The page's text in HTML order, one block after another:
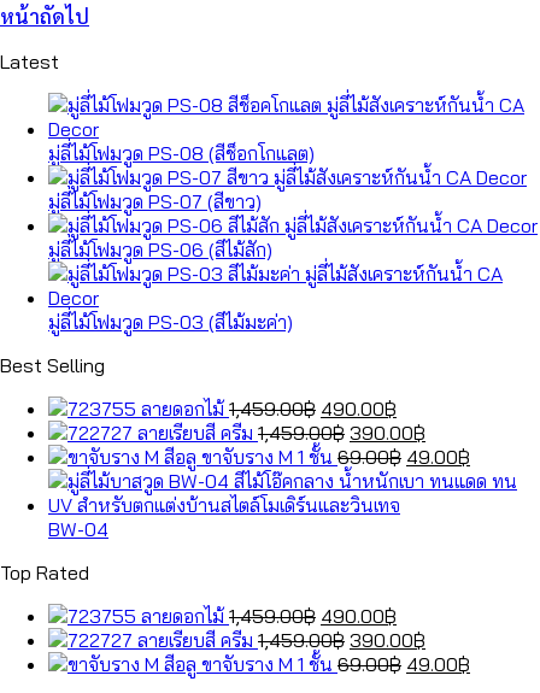
หน้าถัดไป
Latest
มู่ลี่ไม้โฟมวูด PS-08 (สีช็อกโกแลต)
มู่ลี่ไม้โฟมวูด PS-07 (สีขาว)
มู่ลี่ไม้โฟมวูด PS-06 (สีไม้สัก)
มู่ลี่ไม้โฟมวูด PS-03 (สีไม้มะค่า)
Best Selling
ลายดอกไม้ 1,459.00฿ Original
price
was:
1,459.00฿.
490.00฿
price
is:
490.00฿.
ลายเรียบสี ครีม 1,459.00฿ Original
price
was:
1,459.00฿.
390.00฿
price
is:
ขาจับราง M 1 ชั้น 69.00฿ Original
price
49.00฿
price
BW-04
Top Rated
ลายดอกไม้ 1,459.00฿ Original
price
was:
490.00฿
price
is:
ลายเรียบสี ครีม 1,459.00฿ Original
price
390.00฿
price
ขาจับราง M 1 ชั้น 69.00฿ Original
49.00฿